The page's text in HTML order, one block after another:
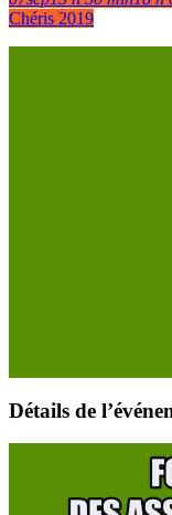
Chéris 2019
Détails de